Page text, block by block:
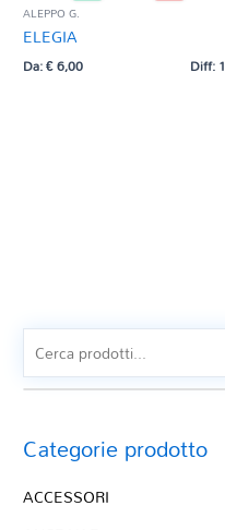
ALEPPO G.
ELEGIA
Da:€6,00 Diff: 1
Categorie prodotto
ACCESSORI